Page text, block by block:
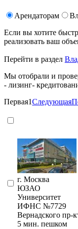
Арендаторам
Если вы хотите
реализовать ваш
Перейти в раздел
Мы отобрали и
- лизинг-
Первая1Следующая
г. Москва
ЮЗАО
Университет
ИФНС №7729
Вернадского пр-
5 мин. пешком